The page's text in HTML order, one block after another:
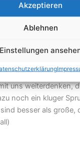
Akzeptieren
Ablehnen
Einstellungen
Dienstag, den
Lesecafé
haben wir eine
Aktionen stehen.
uns weiterdenken,
noch ein kluger
besser als große,